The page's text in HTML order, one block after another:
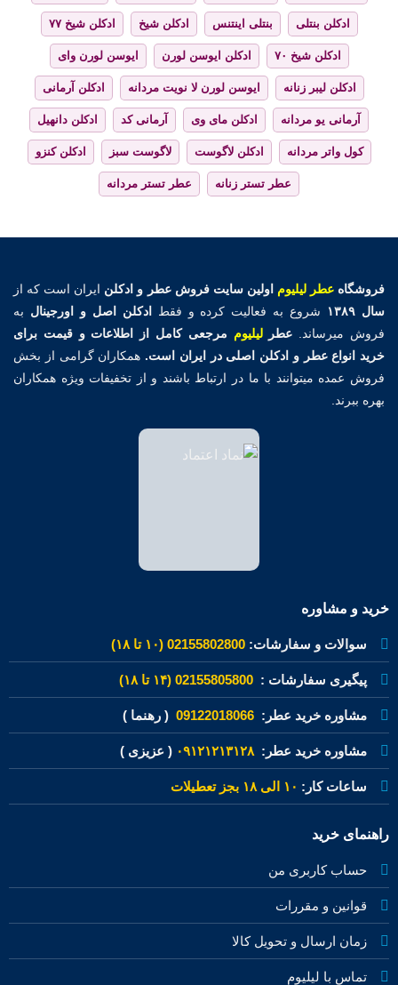
ادکلن بنتلی بنتلی اینتنس ادکلن شیخ ادکلن شیخ ۷۷
ادکلن شیخ ۷۰ ادکلن ایوسن لورن ایوسن لورن وای
ادکلن لیبر زنانه ایوسن لورن لا نویت مردانه ادکلن آرمانی
آرمانی یو مردانه ادکلن مای وی آرمانی کد ادکلن دانهیل
کول واتر مردانه ادکلن لاگوست لاگوست سبز ادکلن کنزو
عطر تستر زنانه عطر تستر مردانه
فروشگاهعطر لیلیوم اولین سایت فروش عطر و ادکلن ایران است که از
سال ۱۳۸۹
شروع به فعالیت کرده و فقط ادکلن اصل و اورجینال به
فروش میرساند. عطرلیلیوم مرجعی کامل از اطلاعات و قیمت برای
خرید انواع عطر و ادکلن اصلی در ایران است. همکاران گرامی از بخش
فروش عمده میتوانند با ما در ارتباط باشند و از تخفیفات ویژه همکاران
بهره ببرند.
خرید و مشاوره
سوالات و سفارشات: 02155802800 (۱۰ تا ۱۸)
پیگیری سفارشات : 02155805800 (۱۴ تا ۱۸)
مشاوره خرید عطر: 09122018066 ( رهنما )
مشاوره خرید عطر:۰۹۱۲۱۲۱۳۱۲۸ ( عزیزی )
ساعات کار: ۱۰ الی ۱۸ بجز تعطیلات
راهنمای خرید
حساب کاربری من
قوانین و مقررات
زمان ارسال و تحویل کالا
تماس با لیلیوم